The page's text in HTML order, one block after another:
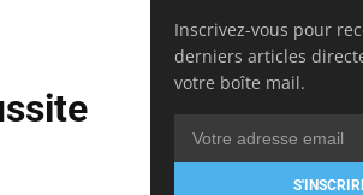
Inscrivez-vous pour
derniers articles
votre boîte mail.